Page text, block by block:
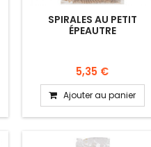
SPIRALES AU PETIT
ÉPEAUTRE
5,35 €
Ajouter au panier